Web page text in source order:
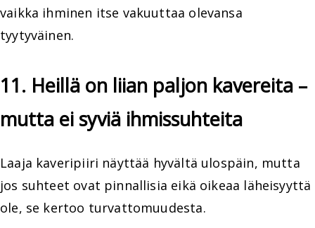
vaikka ihminen itse vakuuttaa olevansa
tyytyväinen.
11. Heillä on liian paljon kavereita –
mutta ei syviä ihmissuhteita
Laaja kaveripiiri näyttää hyvältä ulospäin, mutta
jos suhteet ovat pinnallisia eikä oikeaa läheisyyttä
ole, se kertoo turvattomuudesta.